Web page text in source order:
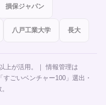
損保ジャパン
八戸工業大学 長大
上が活用。｜ 情報管理は
ごいベンチャー100」選出・